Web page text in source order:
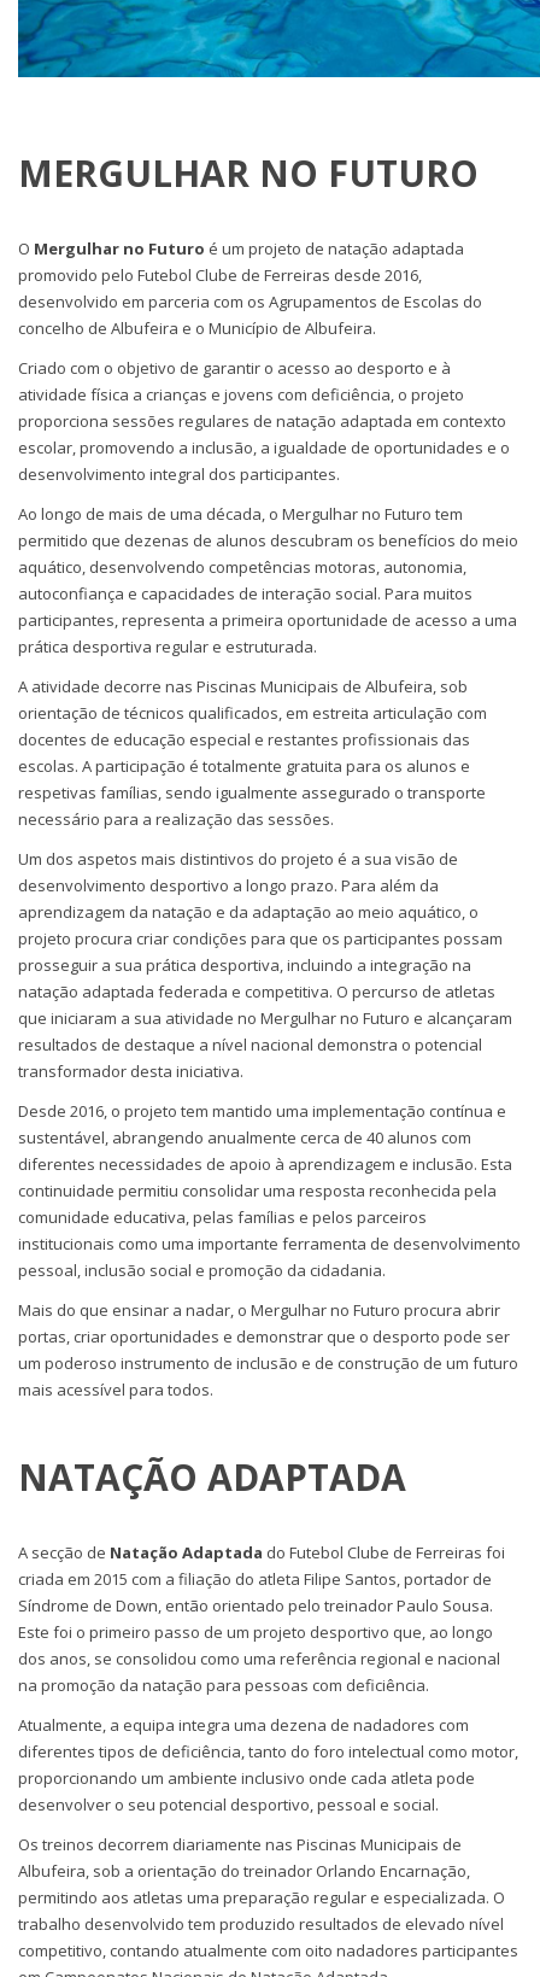
MERGULHAR NO FUTURO
O Mergulhar no Futuro é um projeto de natação adaptada
promovido pelo Futebol Clube de Ferreiras desde 2016,
desenvolvido em parceria com os Agrupamentos de Escolas do
concelho de Albufeira e o Município de Albufeira.
Criado com o objetivo de garantir o acesso ao desporto e à
atividade física a crianças e jovens com deficiência, o projeto
proporciona sessões regulares de natação adaptada em contexto
escolar, promovendo a inclusão, a igualdade de oportunidades e o
desenvolvimento integral dos participantes.
Ao longo de mais de uma década, o Mergulhar no Futuro tem
permitido que dezenas de alunos descubram os benefícios do meio
aquático, desenvolvendo competências motoras, autonomia,
autoconfiança e capacidades de interação social. Para muitos
participantes, representa a primeira oportunidade de acesso a uma
prática desportiva regular e estruturada.
A atividade decorre nas Piscinas Municipais de Albufeira, sob
orientação de técnicos qualificados, em estreita articulação com
docentes de educação especial e restantes profissionais das
escolas. A participação é totalmente gratuita para os alunos e
respetivas famílias, sendo igualmente assegurado o transporte
necessário para a realização das sessões.
Um dos aspetos mais distintivos do projeto é a sua visão de
desenvolvimento desportivo a longo prazo. Para além da
aprendizagem da natação e da adaptação ao meio aquático, o
projeto procura criar condições para que os participantes possam
prosseguir a sua prática desportiva, incluindo a integração na
natação adaptada federada e competitiva. O percurso de atletas
que iniciaram a sua atividade no Mergulhar no Futuro e alcançaram
resultados de destaque a nível nacional demonstra o potencial
transformador desta iniciativa.
Desde 2016, o projeto tem mantido uma implementação contínua e
sustentável, abrangendo anualmente cerca de 40 alunos com
diferentes necessidades de apoio à aprendizagem e inclusão. Esta
continuidade permitiu consolidar uma resposta reconhecida pela
comunidade educativa, pelas famílias e pelos parceiros
institucionais como uma importante ferramenta de desenvolvimento
pessoal, inclusão social e promoção da cidadania.
Mais do que ensinar a nadar, o Mergulhar no Futuro procura abrir
portas, criar oportunidades e demonstrar que o desporto pode ser
um poderoso instrumento de inclusão e de construção de um futuro
mais acessível para todos.
NATAÇÃO ADAPTADA
A secção de Natação Adaptada do Futebol Clube de Ferreiras foi
criada em 2015 com a filiação do atleta Filipe Santos, portador de
Síndrome de Down, então orientado pelo treinador Paulo Sousa.
Este foi o primeiro passo de um projeto desportivo que, ao longo
dos anos, se consolidou como uma referência regional e nacional
na promoção da natação para pessoas com deficiência.
Atualmente, a equipa integra uma dezena de nadadores com
diferentes tipos de deficiência, tanto do foro intelectual como motor,
proporcionando um ambiente inclusivo onde cada atleta pode
desenvolver o seu potencial desportivo, pessoal e social.
Os treinos decorrem diariamente nas Piscinas Municipais de
Albufeira, sob a orientação do treinador Orlando Encarnação,
permitindo aos atletas uma preparação regular e especializada. O
trabalho desenvolvido tem produzido resultados de elevado nível
competitivo, contando atualmente com oito nadadores participantes